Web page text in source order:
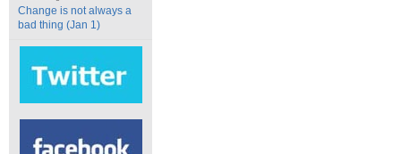
Change is not always a
bad thing (Jan 1)